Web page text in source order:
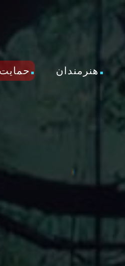
هنرمندان